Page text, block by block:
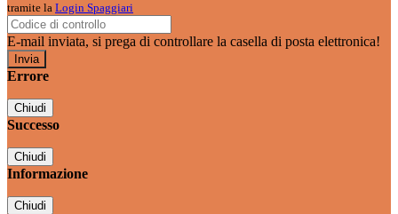
tramite la Login Spaggiari
E-mail inviata, si prega di controllare la casella di posta elettronica!
Errore
Chiudi
Successo
Chiudi
Informazione
Chiudi